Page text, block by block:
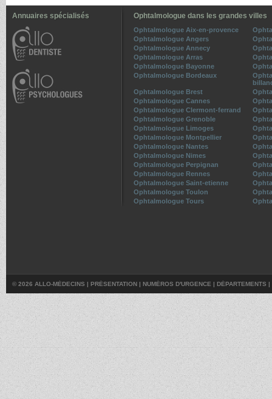
Annuaires spécialisés Ophtalmologue dans les grandes villes
Ophtalmologue Aix-en-provence
Ophtalmologue Angers
Ophtalmologue Annecy
Ophtalmologue Arras
Ophtalmologue Bayonne
Ophtalmologue Bordeaux
Ophtalmologue Brest
Ophtalmologue Cannes
Ophtalmologue Clermont-ferrand
Ophtalmologue Grenoble
Ophtalmologue Limoges
Ophtalmologue Montpellier
Ophtalmologue Nantes
Ophtalmologue Nimes
Ophtalmologue Perpignan
Ophtalmologue Rennes
Ophtalmologue Saint-etienne
Ophtalmologue Toulon
Ophtalmologue Tours
© 2026 ALLO-MÉDECINS | PRÉSENTATION | NUMÉROS D'URGENCE | DÉPARTEMENTS |